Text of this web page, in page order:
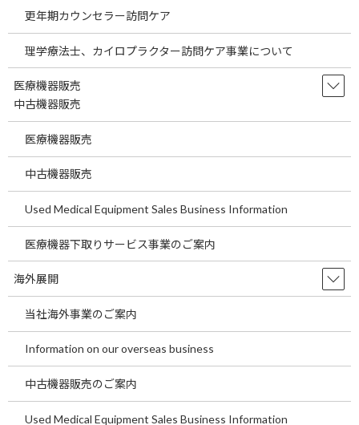
医療機関のための 電気料金削減
のご提案
2000年3月より、特別高圧・高圧といった大規模・法人用電力が自
由化、引き続き2016年4月には低圧・家庭用電力も全面自由化され
ることで、現在の固定価格よりも安価な電力購入が可能になりま
律によって定められています）。切り替えは、電力を購入する先
（会社）が変わるだけです。電力の切り替えによる新規設備の設
置などはございません。既存の電力会社のバックアップがありま
すので震災などの緊急時も安心です。
更年期カウンセラー訪問ケア
理学療法士、カイロプラクター訪問ケア事業について
医療機器販売
中古機器販売
医療機器販売
中古機器販売
Used Medical Equipment Sales Business Information
医療機器下取りサービス事業のご案内
海外展開
当社海外事業のご案内
Information on our overseas business
中古機器販売のご案内
Used Medical Equipment Sales Business Information